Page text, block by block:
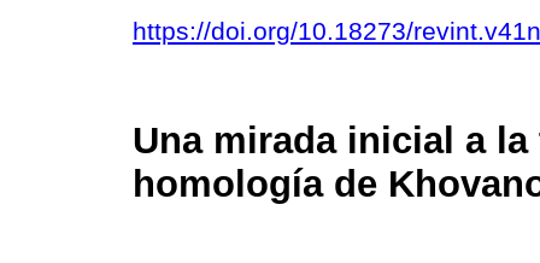
https://doi.org/10.18273/
Una mirada inicial a
homología de